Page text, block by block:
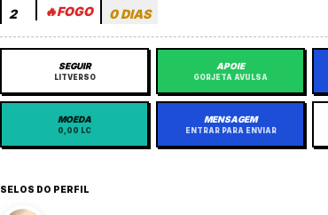
2 🔥FOGO 0 DIAS
SEGUIR
LITVERSO
APOIE
GORJETA AVULSA
MOEDA
0,00 LC
MENSAGEM
ENTRAR PARA ENVIAR
SELOS DO PERFIL